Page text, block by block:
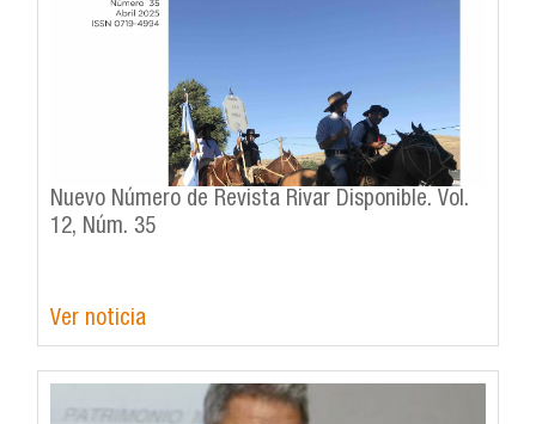
Nuevo Número de Revista Rivar Disponible. Vol.
12, Núm. 35
Ver noticia